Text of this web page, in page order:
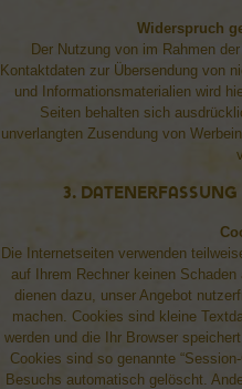
Widerspruch
Der Nutzung von im Rahmen
Kontaktdaten zur Übersendung von
und Informationsmaterialien wird
Seiten behalten sich
unverlangten Zusendung von
3.
Die Internetseiten verwenden
auf Ihrem Rechner keinen
dienen dazu, unser Angebot
machen. Cookies sind kleine
werden und die Ihr Browser
Cookies sind so genannte
Besuchs automatisch gelöscht.